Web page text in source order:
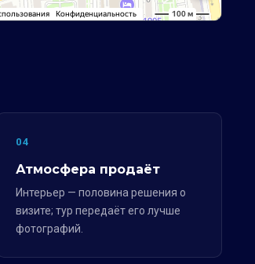
04
Атмосфера продаёт
Интерьер — половина решения о
визите; тур передаёт его лучше
фотографий.